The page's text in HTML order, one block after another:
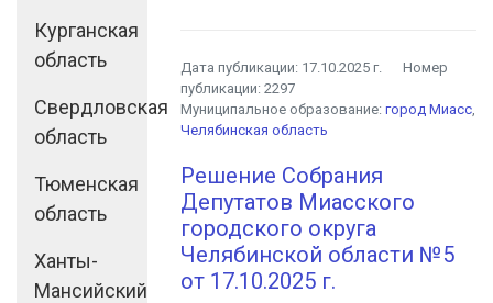
Курганская
область
Свердловская
область
Тюменская
область
Ханты-
Мансийский
Дата публикации: 17.10.2025 г.
Номер
публикации:2297
Муниципальное образование:город Миасс,
Челябинская область
Решение Собрания
Депутатов Миасского
городского округа
Челябинской области №5
от 17.10.2025 г.